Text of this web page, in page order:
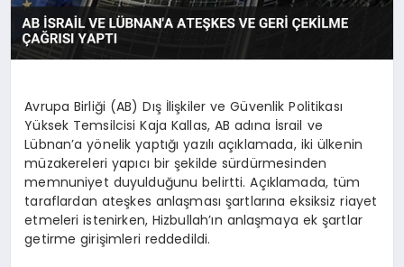
Avrupa Birliği (AB) Dış İlişkiler ve Güvenlik Politikası
Yüksek Temsilcisi Kaja Kallas, AB adına İsrail ve
Lübnan’a yönelik yaptığı yazılı açıklamada, iki ülkenin
müzakereleri yapıcı bir şekilde sürdürmesinden
memnuniyet duyulduğunu belirtti. Açıklamada, tüm
taraflardan ateşkes anlaşması şartlarına eksiksiz riayet
etmeleri istenirken, Hizbullah’ın anlaşmaya ek şartlar
getirme girişimleri reddedildi.